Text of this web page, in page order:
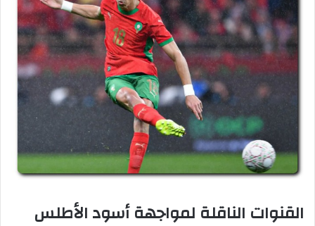
القنوات الناقلة لمواجهة أسود الأطلس